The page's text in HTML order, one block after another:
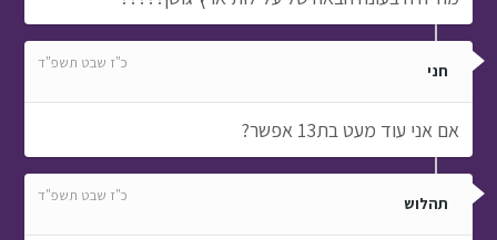
חני כ"ז שבט תשפ"ד
אם אני עוד מעט בת13 אפשר?
תהלוש כ"ז שבט תשפ"ד